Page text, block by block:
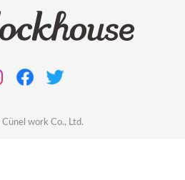
Cünel work Co., Ltd.